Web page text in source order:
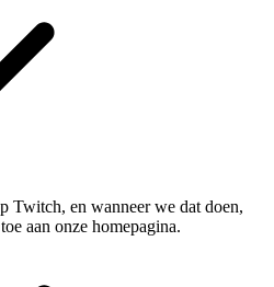
Twitch, en wanneer we dat doen,
aan onze homepagina.